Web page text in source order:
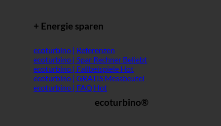
+ Energie sparen
ecoturbino | Referenzen
ecoturbino | Spar Rechner
ecoturbino | Fallbeispiele
ecoturbino | GRATIS Messbeutel
ecoturbino | FAQ
ecoturbino®